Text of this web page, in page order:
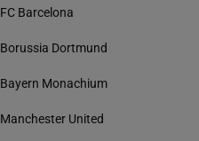
FC Barcelona
Borussia Dortmund
Bayern Monachium
Manchester United